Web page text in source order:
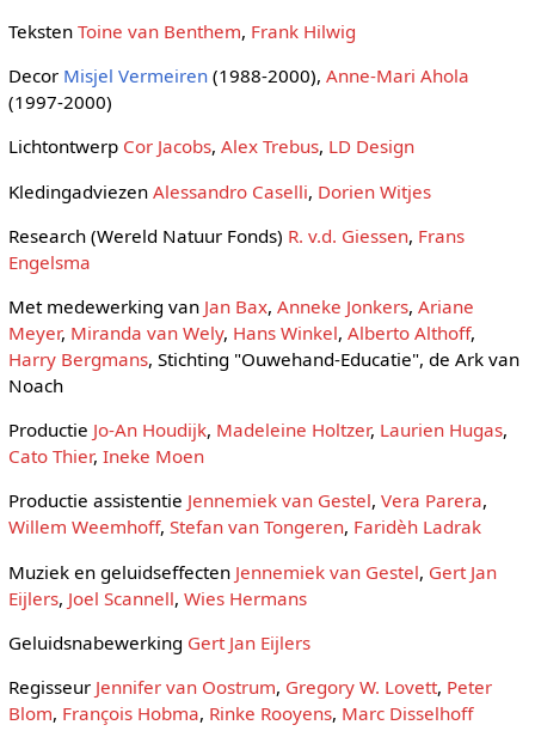
Teksten Toine van Benthem, Frank Hilwig
Decor Misjel Vermeiren(1988-2000), Anne-Mari Ahola
(1997-2000)
Lichtontwerp Cor Jacobs, Alex Trebus, LD Design
Kledingadviezen Alessandro Caselli, Dorien Witjes
Research (Wereld Natuur Fonds) R. v.d. Giessen, Frans
Engelsma
Met medewerking van Jan Bax, Anneke Jonkers, Ariane
Meyer, Miranda van Wely, Hans Winkel, Alberto Althoff,
Harry Bergmans, Stichting "Ouwehand-Educatie", de Ark van
Noach
Productie Jo-An Houdijk, Madeleine Holtzer, Laurien Hugas,
Cato Thier, Ineke Moen
Productie assistentie Jennemiek van Gestel, Vera Parera,
Willem Weemhoff, Stefan van Tongeren, Faridèh Ladrak
Muziek en geluidseffecten Jennemiek van Gestel, Gert Jan
Eijlers, Joel Scannell, Wies Hermans
Geluidsnabewerking Gert Jan Eijlers
Regisseur Jennifer van Oostrum, Gregory W. Lovett, Peter
Blom, François Hobma, Rinke Rooyens, Marc Disselhoff